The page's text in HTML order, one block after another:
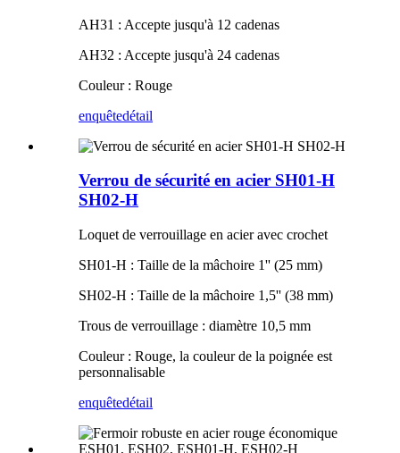
AH31 : Accepte jusqu'à 12 cadenas
AH32 : Accepte jusqu'à 24 cadenas
Couleur : Rouge
enquêtedétail
Verrou de sécurité en acier SH01-H
SH02-H
Loquet de verrouillage en acier avec crochet
SH01-H : Taille de la mâchoire 1'' (25 mm)
SH02-H : Taille de la mâchoire 1,5'' (38 mm)
Trous de verrouillage : diamètre 10,5 mm
Couleur : Rouge, la couleur de la poignée est
personnalisable
enquêtedétail